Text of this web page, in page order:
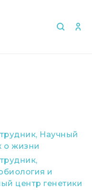
Научный
о жизни
и
центр генетики